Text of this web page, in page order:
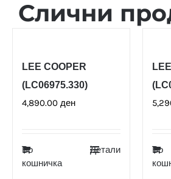
Слични
LEE COOPER
(LC06975.330)
4,890.00 ден
Во
кошничка
Детали
Во